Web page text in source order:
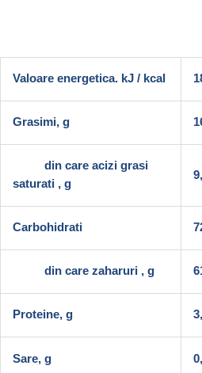
Valoare energetica. kJ / kcal
Grasimi, g
din care acizi grasi
saturati , g
Carbohidrati
din care zaharuri , g
Proteine, g
Sare, g